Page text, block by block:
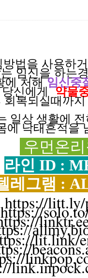
방법을 사용하
임신을하는
에처해 임신중
당신에게 약물
회복되실때까지
일상 생활에 전
에 낙태흔적을
우먼온리
라인 ID :
레그램 :
https://litt.ly/
https://
lit.link/